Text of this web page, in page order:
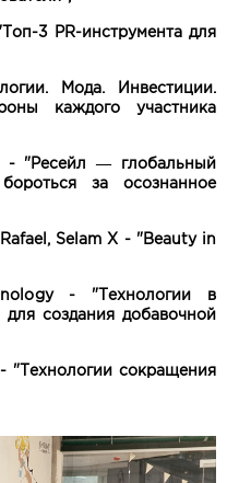
3 PR-инструмента для
Мода. Инвестиции.
каждого участника
- "Ресейл — глобальный
за осознанное
Selam X - "Beauty in
- "Технологии в
создания добавочной
"Технологии сокращения